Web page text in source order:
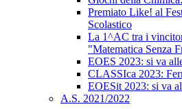
Premiato Like! al
Scolastico
La 1^AC tra i
"Matematica Senza
EOES 2023: si va
CLASSIca 2023:
EOESit 2023: si va
A.S. 2021/2022